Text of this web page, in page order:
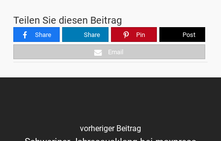
Teilen Sie diesen Beitrag
Share Share Pin Post
Email
vorheriger Beitrag